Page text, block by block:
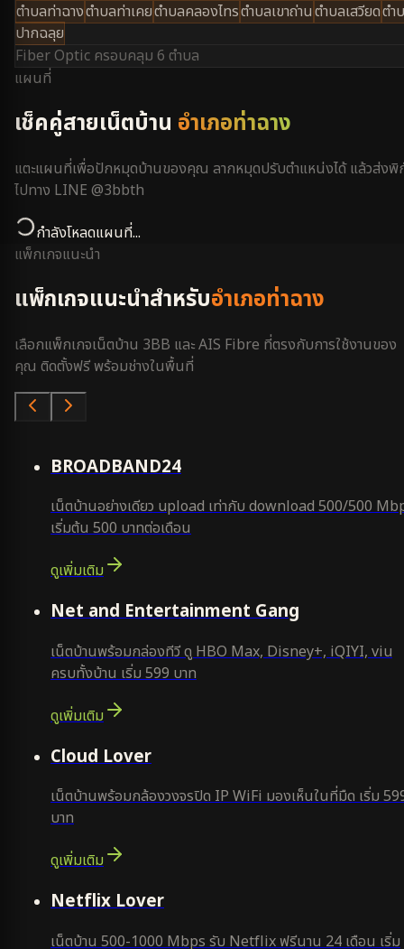
ตำบลท่าฉางตำบลท่าเคยตำบลคลองไทรตำบลเขาถ่านตำบลเสวียดตำ
ปากฉลุย
Fiber Optic ครอบคลุม 6 ตำบล
แผนที่
เช็คคู่สายเน็ตบ้าน อำเภอท่าฉาง
แตะแผนที่เพื่อปักหมุดบ้านของคุณ ลากหมุดปรับตำแหน่งได้ แล้วส่งพิ
ไปทาง LINE @3bbth
กำลังโหลดแผนที่...
แพ็กเกจแนะนำ
แพ็กเกจแนะนำสำหรับอำเภอท่าฉาง
เลือกแพ็กเกจเน็ตบ้าน 3BB และ AIS Fibre ที่ตรงกับการใช้งานของ
คุณ ติดตั้งฟรี พร้อมช่างในพื้นที่
BROADBAND24
เน็ตบ้านอย่างเดียว upload เท่ากับ download 500/500
เริ่มต้น 500 บาทต่อเดือน
ดูเพิ่มเติม
Net and Entertainment Gang
เน็ตบ้านพร้อมกล่องทีวี ดู HBO Max, Disney+, iQIYI, viu
ครบทั้งบ้าน เริ่ม 599 บาท
ดูเพิ่มเติม
Cloud Lover
เน็ตบ้านพร้อมกล้องวงจรปิด IP WiFi มองเห็นในที่มืด เริ่ม
บาท
ดูเพิ่มเติม
Netflix Lover
เน็ตบ้าน 500-1000 Mbps รับ Netflix ฟรีนาน 24 เดือน เริ่ม